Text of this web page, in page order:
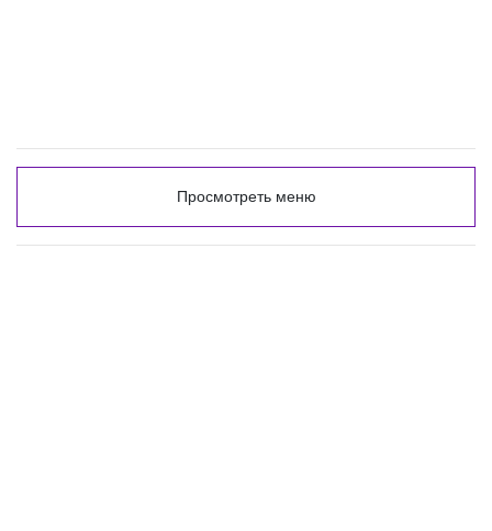
Просмотреть меню